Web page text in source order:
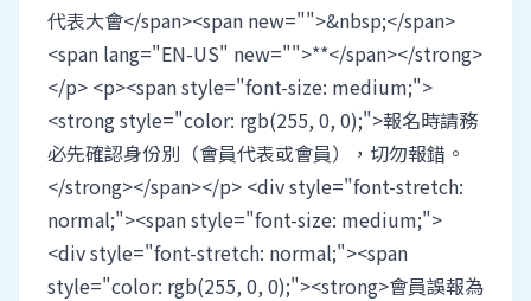
代表大會</span><span new="">&nbsp;</span>
<span lang="EN-US" new="">**</span></strong>
</p> <p><span style="font-size: medium;">
<strong style="color: rgb(255, 0, 0);">報名時請務
必先確認身份別（會員代表或會員），切勿報錯。
</strong></span></p> <div style="font-stretch:
normal;"><span style="font-size: medium;">
<div style="font-stretch: normal;"><span
style="color: rgb(255, 0, 0);"><strong>會員誤報為